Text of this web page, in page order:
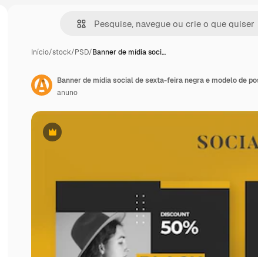
Início/stock/PSD/Banner de mídia soci…
Premium
anuno